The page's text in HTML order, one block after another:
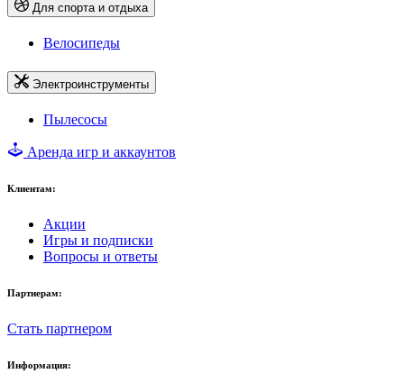
Для спорта и отдыха
Велосипеды
Электроинструменты
Пылесосы
Аренда игр и аккаунтов
Клиентам:
Акции
Игры и подписки
Вопросы и ответы
Партнерам:
Стать партнером
Информация: